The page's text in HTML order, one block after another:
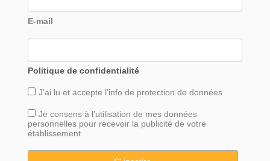
E-mail
Politique de confidentialité
J’ai lu et accepte l’info de protection de données
Je consens à l’utilisation de mes données
personnelles pour recevoir la publicité de votre
établissement